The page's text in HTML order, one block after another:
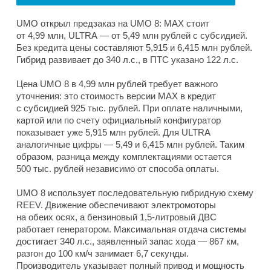
UMO открыл предзаказ на UMO 8: MAX стоит
от 4,99 млн, ULTRA — от 5,49 млн рублей с субсидией.
Без кредита цены составляют 5,915 и 6,415 млн рублей.
Гибрид развивает до 340 л.с., в ПТС указано 122 л.с.
Цена UMO 8 в 4,99 млн рублей требует важного
уточнения: это стоимость версии MAX в кредит
с субсидией 925 тыс. рублей. При оплате наличными,
картой или по счету официальный конфигуратор
показывает уже 5,915 млн рублей. Для ULTRA
аналогичные цифры — 5,49 и 6,415 млн рублей. Таким
образом, разница между комплектациями остается
500 тыс. рублей независимо от способа оплаты.
UMO 8 использует последовательную гибридную схему
REEV. Движение обеспечивают электромоторы
на обеих осях, а бензиновый 1,5-литровый ДВС
работает генератором. Максимальная отдача системы
достигает 340 л.с., заявленный запас хода — 867 км,
разгон до 100 км/ч занимает 6,7 секунды.
Производитель указывает полный привод и мощность